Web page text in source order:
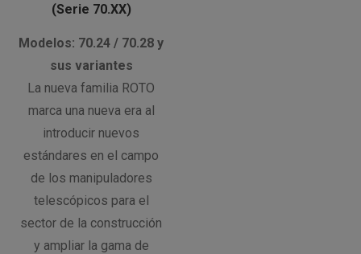
(Serie 70.XX)
Modelos: 70.24 / 70.28 y
sus variantes
La nueva familia ROTO
marca una nueva era al
introducir nuevos
estándares en el campo
de los manipuladores
telescópicos para el
sector de la construcción
y ampliar la gama de